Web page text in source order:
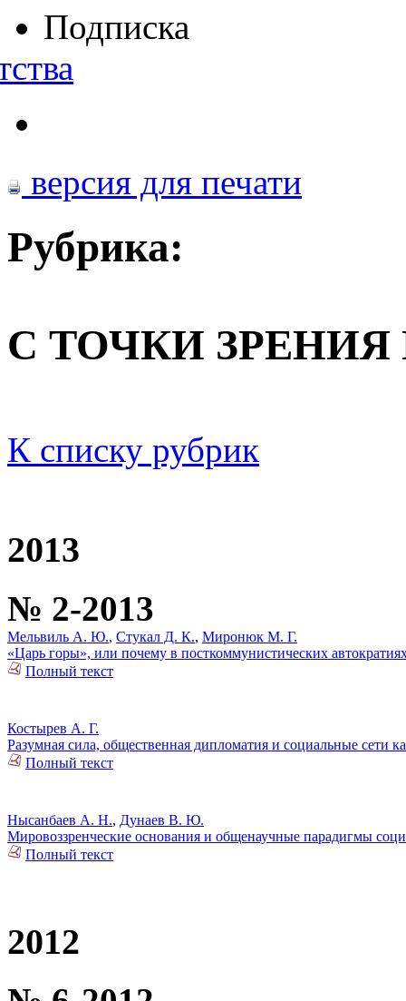
Подписка
версия для печати
Рубрика:
С ТОЧКИ
К списку рубрик
2013
№ 2-2013
Мельвиль А. Ю., Стукал Д. К., Миронюк М. Г.
«Царь горы», или почему в посткоммунистических
Полный текст
Костырев А. Г.
Разумная сила, общественная дипломатия и социальные сети
Полный текст
Нысанбаев А. Н., Дунаев В. Ю.
Мировоззренческие основания и общенаучные парадигмы
Полный текст
2012